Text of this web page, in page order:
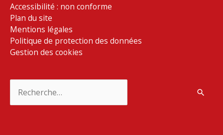
Accessibilité : non conforme
Plan du site
Mentions légales
Politique de protection des données
Gestion des cookies